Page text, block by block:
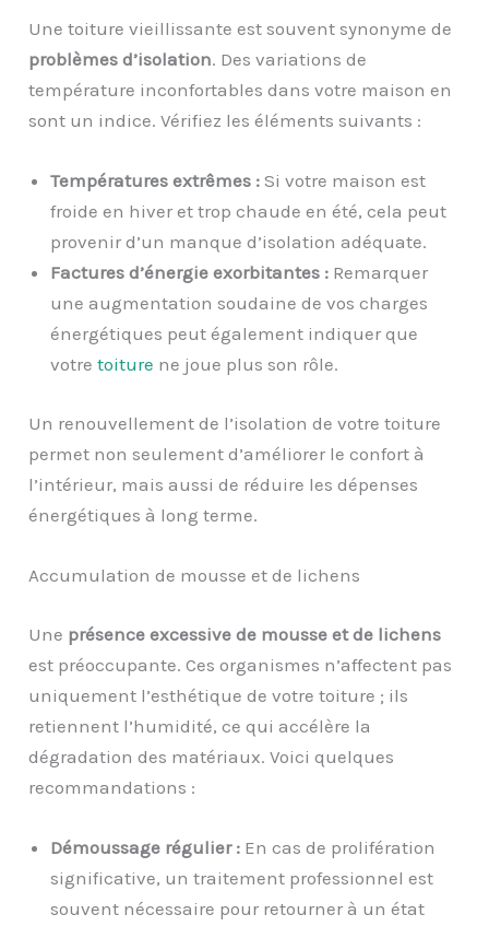
Une toiture vieillissante est souvent synonyme de
problèmes d’isolation. Des variations de
température inconfortables dans votre maison en
sont un indice. Vérifiez les éléments suivants :
Températures extrêmes : Si votre maison est
froide en hiver et trop chaude en été, cela peut
provenir d’un manque d’isolation adéquate.
Factures d’énergie exorbitantes : Remarquer
une augmentation soudaine de vos charges
énergétiques peut également indiquer que
votretoiture ne joue plus son rôle.
Un renouvellement de l’isolation de votre toiture
permet non seulement d’améliorer le confort à
l’intérieur, mais aussi de réduire les dépenses
énergétiques à long terme.
Accumulation de mousse et de lichens
Une présence excessive de mousse et de lichens
est préoccupante. Ces organismes n’affectent pas
uniquement l’esthétique de votre toiture ; ils
retiennent l’humidité, ce qui accélère la
dégradation des matériaux. Voici quelques
recommandations :
Démoussage régulier : En cas de prolifération
significative, un traitement professionnel est
souvent nécessaire pour retourner à un état